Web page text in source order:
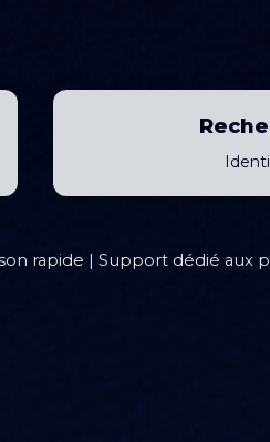
rapide | Support dédié aux